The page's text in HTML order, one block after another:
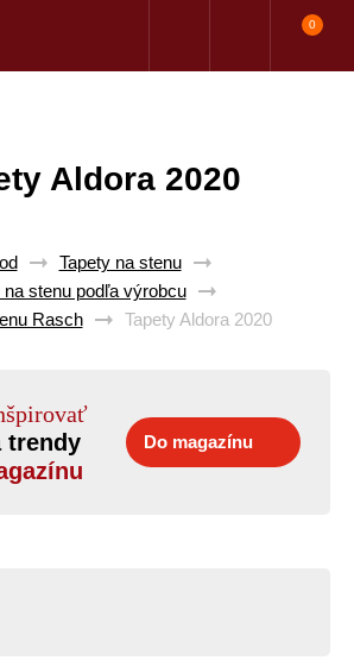
0
Aldora 2020
Tapety na stenu
na stenu podľa výrobcu
Rasch
Tapety Aldora 2020
trendy
Do magazínu